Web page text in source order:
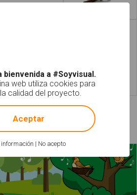
más Leer más
bienvenida a #Soyvisual.
web utiliza cookies para
calidad del proyecto.
| No acepto
! Not valid!
Aceptar